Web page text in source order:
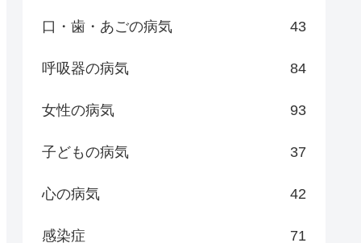
口・歯・あごの病気 43
呼吸器の病気 84
女性の病気 93
子どもの病気 37
心の病気 42
感染症 71